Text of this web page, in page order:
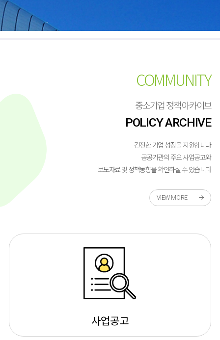
COMMUNITY
중소기업 정책 아카이브
POLICY ARCHIVE
건전한 기업 성장을 지원합니다
공공기관의 주요 사업공고와
보도자료 및 정책동향을 확인하실 수 있습니다
VIEW MORE
사업공고